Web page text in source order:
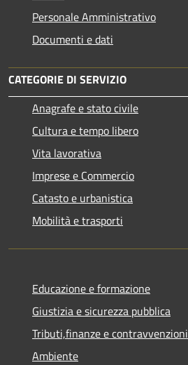
Personale Amministrativo
Documenti e dati
CATEGORIE DI SERVIZIO
Anagrafe e stato civile
Cultura e tempo libero
Vita lavorativa
Imprese e Commercio
Catasto e urbanistica
Mobilità e trasporti
Educazione e formazione
Giustizia e sicurezza pubblica
Tributi,finanze e contravvenzioni
Ambiente